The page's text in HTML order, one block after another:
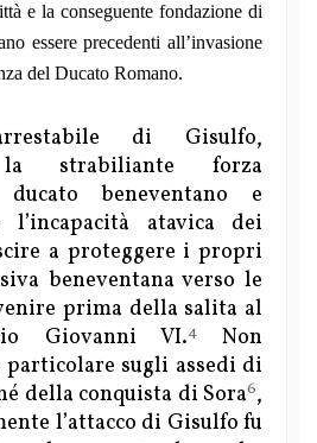
e la conseguente fondazione di
essere precedenti all’invasione
del Ducato Romano.
di Gisulfo,
la strabiliante forza
beneventano e
l’incapacità atavica dei
a proteggere i propri
beneventana verso le
prima della salita al
Giovanni VI.4Non
sugli assedi di
della conquista di Sora6,
l’attacco di Gisulfo fu